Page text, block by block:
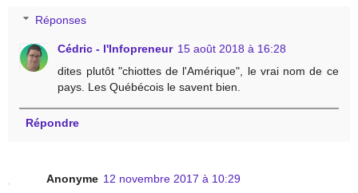
Réponses
Cédric - l'Infopreneur 15 août 2018 à 16:28
dites plutôt "chiottes de l'Amérique", le vrai nom de ce
pays. Les Québécois le savent bien.
Répondre
Anonyme 12 novembre 2017 à 10:29